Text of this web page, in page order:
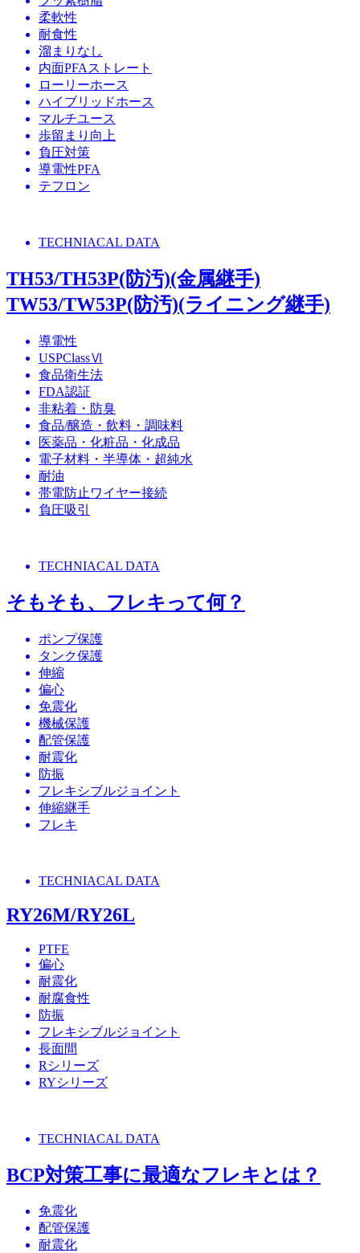
柔軟性
耐食性
溜まりなし
内面PFAストレート
ローリーホース
ハイブリッドホース
マルチユース
歩留まり向上
負圧対策
導電性PFA
テフロン
TECHNIACAL DATA
TH53/TH53P(防汚)(金属継手)
TW53/TW53P(防汚)(ライニング継手)
導電性
USPClassⅥ
食品衛生法
FDA認証
非粘着・防臭
食品/醸造・飲料・調味料
医薬品・化粧品・化成品
電子材料・半導体・超純水
耐油
帯電防止ワイヤー接続
負圧吸引
TECHNIACAL DATA
そもそも、フレキって何？
ポンプ保護
タンク保護
伸縮
偏心
免震化
機械保護
配管保護
耐震化
防振
フレキシブルジョイント
伸縮継手
フレキ
TECHNIACAL DATA
RY26M/RY26L
PTFE
偏心
耐震化
耐腐食性
防振
フレキシブルジョイント
長面間
Rシリーズ
RYシリーズ
TECHNIACAL DATA
BCP対策工事に最適なフレキとは？
免震化
配管保護
耐震化